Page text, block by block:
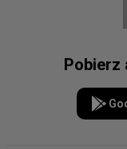
Pobierz